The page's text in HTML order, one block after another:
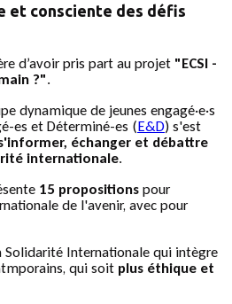
et consciente des défis
d’avoir pris part au projet "ECSI -
?".
dynamique de jeunes engagé·e·s
es et Déterminé-es (E&D) s'est
échanger et débattre
internationale.
15 propositionspour
de l'avenir, avec pour
Solidarité Internationale qui intègre
qui soit plus éthique et